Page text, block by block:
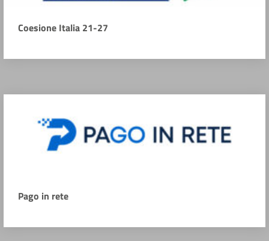
Coesione Italia 21-27
Pago in rete